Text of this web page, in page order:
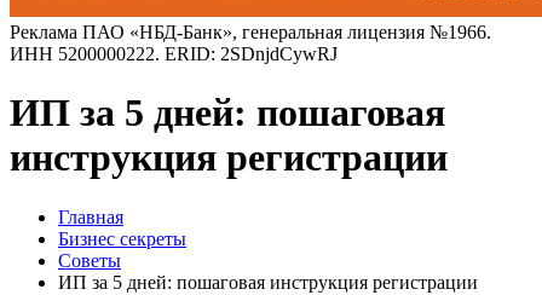
Реклама ПАО «НБД-Банк», генеральная лицензия №1966.
ИНН 5200000222. ERID: 2SDnjdCywRJ
ИП за 5 дней: пошаговая
инструкция регистрации
Главная
Бизнес секреты
Советы
ИП за 5 дней: пошаговая инструкция регистрации